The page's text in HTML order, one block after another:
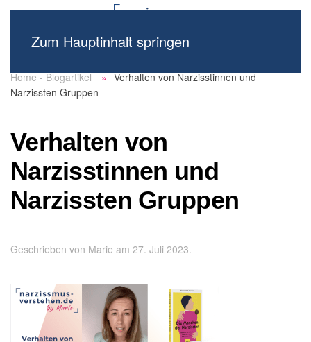
Zum Hauptinhalt springen
Home - Blogartikel
Verhalten von Narzisstinnen und
Narzissten Gruppen
Verhalten von
Narzisstinnen und
Narzissten Gruppen
Geschrieben von Marie am 27. Juli 2023.